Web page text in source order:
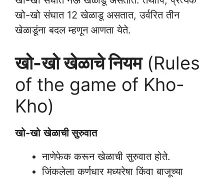
खो-खो संघात 12 खेळाडू असतात, उर्वरित तीन
खेळाडूंना बदल म्हणून आणता येते.
खो-खो खेळाचे नियम(Rules
of the game of Kho-
Kho)
खो-खो खेळाची सुरुवात
नाणेफेक करून खेळाची सुरुवात होते.
जिंकलेला कर्णधार मध्यरेषा किंवा बाजूच्या